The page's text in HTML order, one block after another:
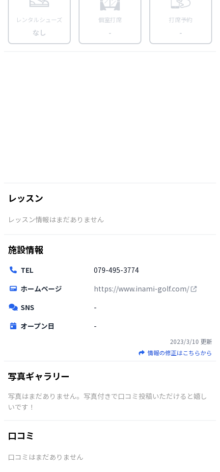
レンタルシューズ
なし
個室打席
-
打席予約
-
レッスン
レッスン情報はまだありません
施設情報
TEL
079-495-3774
ホームページ
https://www.inami-golf.com/
SNS
-
オープン日
-
2023/3/10 更新
情報の修正はこちらから
写真ギャラリー
写真はまだありません。写真付きで口コミ投稿いただけると嬉し
いです！
口コミ
口コミはまだありません